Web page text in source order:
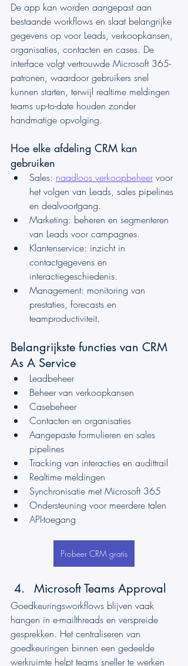
De app kan worden aangepast aan
bestaande workflows en slaat belangrijke
gegevens op voor Leads, verkoopkansen,
organisaties, contacten en cases. De
interface volgt vertrouwde Microsoft 365-
patronen, waardoor gebruikers snel
kunnen starten, terwijl realtime meldingen
teams up-to-date houden zonder
handmatige opvolging.
Hoe elke afdeling CRM kan
gebruiken
Sales: naadloos verkoopbeheer voor
het volgen van Leads, sales pipelines
en dealvoortgang.
Marketing: beheren en segmenteren
van Leads voor campagnes.
Klantenservice: inzicht in
contactgegevens en
interactiegeschiedenis.
Management: monitoring van
prestaties, forecasts en
teamproductiviteit.
Belangrijkste functies van CRM
As A Service
Leadbeheer
Beheer van verkoopkansen
Casebeheer
Contacten en organisaties
Aangepaste formulieren en sales
pipelines
Tracking van interacties en audittrail
Realtime meldingen
Synchronisatie met Microsoft 365
Ondersteuning voor meerdere talen
API-toegang
Probeer CRM gratis
Microsoft Teams Approval
Goedkeuringsworkflows blijven vaak
hangen in e-mailthreads en verspreide
gesprekken. Het centraliseren van
goedkeuringen binnen een gedeelde
werkruimte helpt teams sneller te werken